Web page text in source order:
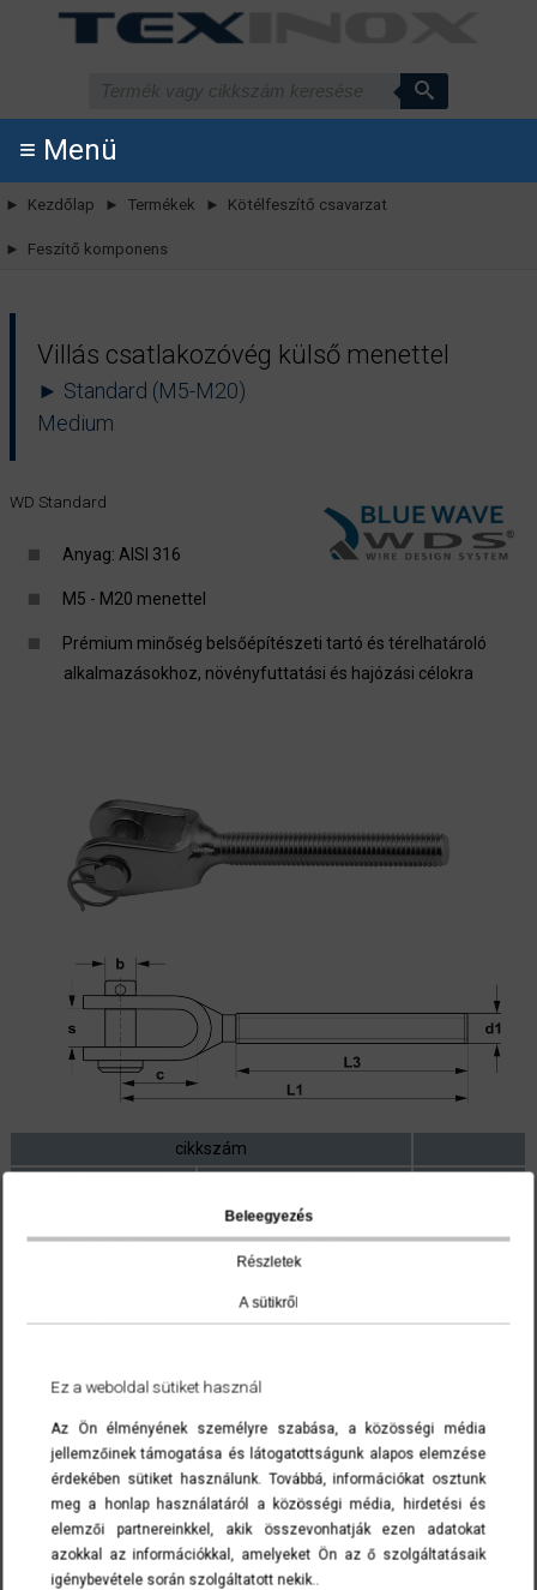
≡ Menü
► Kezdőlap ► Termékek ► Kötélfeszítő csavarzat
► Feszítő komponens
Villás csatlakozóvég külső menettel
► Standard (M5-M20)
Medium
WD Standard
Anyag: AISI 316
M5 - M20 menettel
Prémium minőség belsőépítészeti tartó és térelhatároló
alkalmazásokhoz, növényfuttatási és hajózási célokra
cikkszám
031205B
031206B
021208B
031208B
M8
021210B
021210XB
031210XB
M10
021212B
031212B
M12
021212XB
031212XB
M12
021214B
031214B
M14
021216B
031216B
M16
Beleegyezés
Részletek
A sütikről
Ez a weboldal sütiket használ
Az Ön élményének személyre szabása, a közösségi média
jellemzőinek támogatása és látogatottságunk alapos elemzése
érdekében sütiket használunk. Továbbá, információkat osztunk
meg a honlap használatáról a közösségi média, hirdetési és
elemzői partnereinkkel, akik összevonhatják ezen adatokat
azokkal az információkkal, amelyeket Ön az ő szolgáltatásaik
igénybevétele során szolgáltatott nekik..